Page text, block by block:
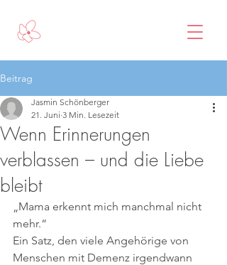
Beitrag
Wenn Erinnerungen
verblassen – und die Liebe
bleibt
Jasmin Schönberger
21. Juni 3 Min. Lesezeit
„Mama erkennt mich manchmal nicht
mehr.“
Ein Satz, den viele Angehörige von
Menschen mit Demenz irgendwann